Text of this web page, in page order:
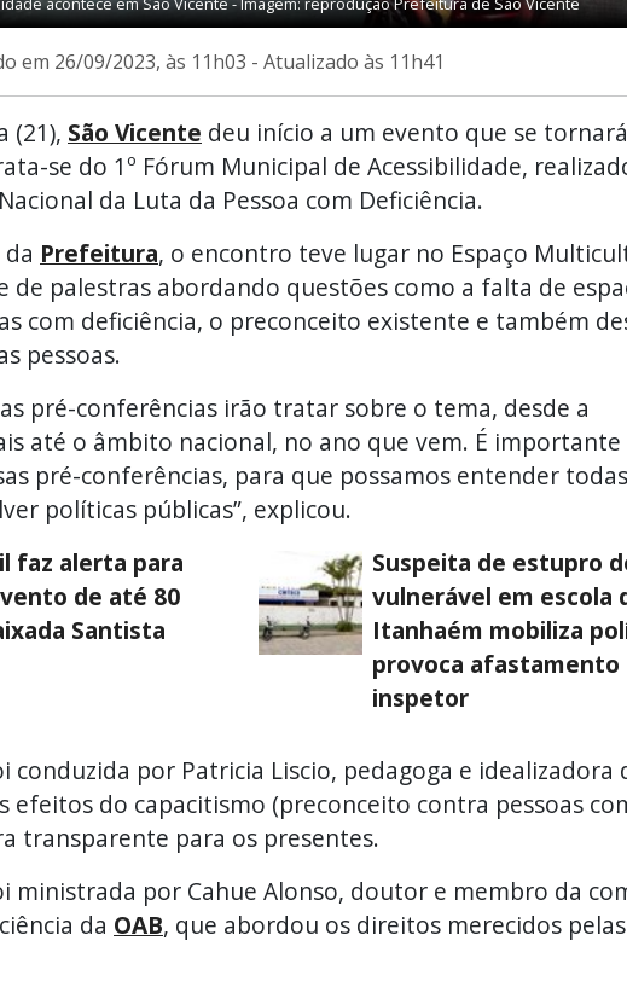
em 26/09/2023, às 11h03 - Atualizado às 11h41
(21), São Vicente deu início a um evento que se
se do 1º Fórum Municipal de Acessibilidade,
da Luta da Pessoa com Deficiência.
Prefeitura, o encontro teve lugar no Espaço
de palestras abordando questões como a falta de
com deficiência, o preconceito existente e também
pessoas.
pré-conferências irão tratar sobre o tema, desde a
até o âmbito nacional, no ano que vem. É importante
pré-conferências, para que possamos entender
políticas públicas”, explicou.
faz alerta para
de até 80
Santista
Suspeita de estupro
vulnerável em escola
Itanhaém mobiliza
provoca afastamento
inspetor
por Patricia Liscio, pedagoga e idealizadora
efeitos do capacitismo (preconceito contra pessoas
transparente para os presentes.
ministrada por Cahue Alonso, doutor e membro da
da OAB, que abordou os direitos merecidos